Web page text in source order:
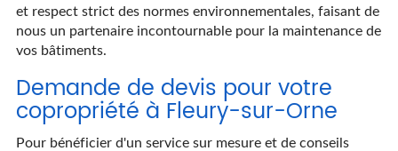
et respect strict des normes environnementales, faisant de
nous un partenaire incontournable pour la maintenance de
vos bâtiments.
Demande de devis pour votre
copropriété à Fleury-sur-Orne
Pour bénéficier d'un service sur mesure et de conseils